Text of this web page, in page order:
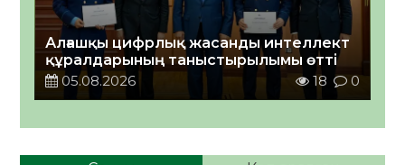
Алғашқы цифрлық жасанды интеллект
құралдарының таныстырылымы өтті
05.08.2026
18 0